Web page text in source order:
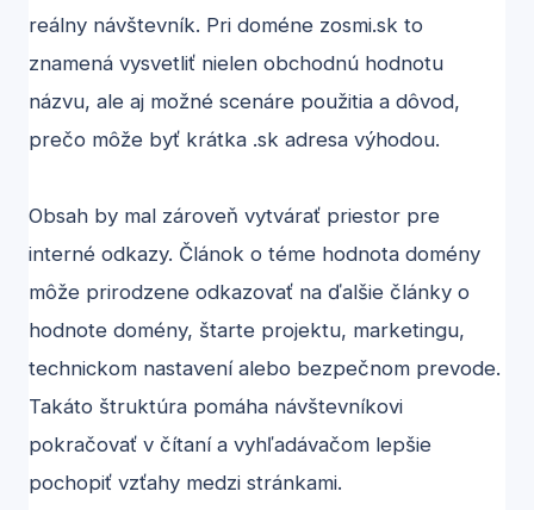
reálny návštevník. Pri doméne zosmi.sk to
znamená vysvetliť nielen obchodnú hodnotu
názvu, ale aj možné scenáre použitia a dôvod,
prečo môže byť krátka .sk adresa výhodou.
Obsah by mal zároveň vytvárať priestor pre
interné odkazy. Článok o téme hodnota domény
môže prirodzene odkazovať na ďalšie články o
hodnote domény, štarte projektu, marketingu,
technickom nastavení alebo bezpečnom prevode.
Takáto štruktúra pomáha návštevníkovi
pokračovať v čítaní a vyhľadávačom lepšie
pochopiť vzťahy medzi stránkami.